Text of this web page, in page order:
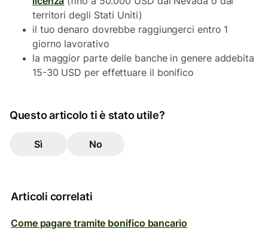
territori degli Stati Uniti)
il tuo denaro dovrebbe raggiungerci entro 1
giorno lavorativo
la maggior parte delle banche in genere addebita
15-30 USD per effettuare il bonifico
Questo articolo ti è stato utile?
Sì No
Articoli correlati
Come pagare tramite bonifico bancario